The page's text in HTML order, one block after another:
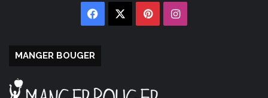
Facebook PinterestInstagram
MANGER BOUGER